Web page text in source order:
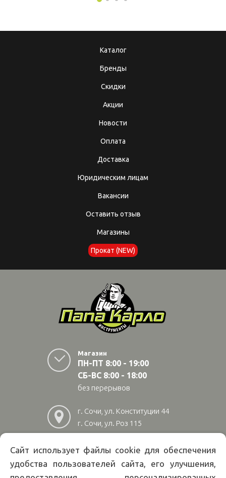
Каталог
Бренды
Скидки
Акции
Новости
Оплата
Доставка
Юридическим лицам
Вакансии
Оставить отзыв
Магазины
Прокат (NEW)
Магазин
ПН-ПТ 8:00 - 19:00
СБ-ВС 8:00 - 18:00
без перерывов
г. Сочи, ул. Конституции 44
г. Сочи, ул. Роз 115
г. Адлер, ул Авиационная
28/10
222 02 01
Сайт использует файлы cookie для обеспечения
удобства пользователей сайта, его улучшения,